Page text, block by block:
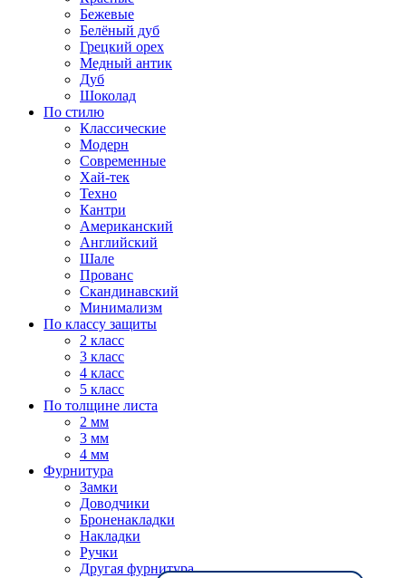
Бежевые
Белёный дуб
Грецкий орех
Медный антик
Дуб
Шоколад
По стилю
Классические
Модерн
Современные
Хай-тек
Техно
Кантри
Американский
Английский
Шале
Прованс
Скандинавский
Минимализм
По классу защиты
2 класс
3 класс
4 класс
5 класс
По толщине листа
2 мм
3 мм
4 мм
Фурнитура
Замки
Доводчики
Броненакладки
Накладки
Ручки
Другая фурнитура